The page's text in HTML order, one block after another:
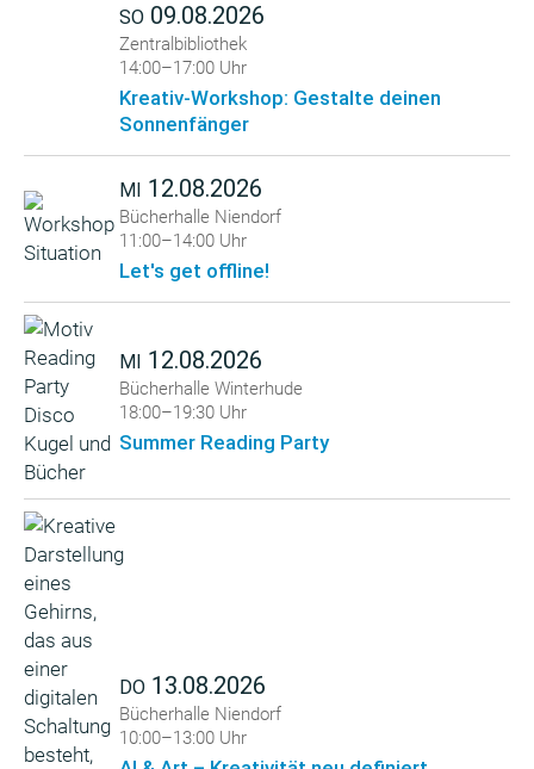
SO 09.08.2026
Zentralbibliothek
14:00–17:00 Uhr
Kreativ-Workshop: Gestalte deinen
Sonnenfänger
MI 12.08.2026
Bücherhalle Niendorf
11:00–14:00 Uhr
Let's get offline!
MI 12.08.2026
Bücherhalle Winterhude
18:00–19:30 Uhr
Summer Reading Party
DO 13.08.2026
Bücherhalle Niendorf
10:00–13:00 Uhr